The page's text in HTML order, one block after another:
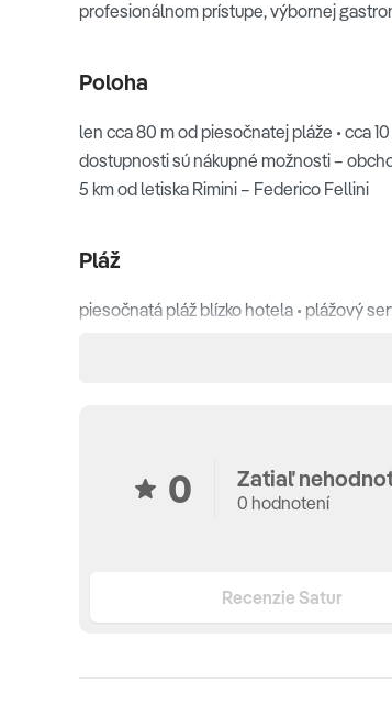
profesionálnom prístupe, výbornej
Poloha
len cca 80 m od piesočnatej pláže • cca
dostupnosti sú nákupné možnosti –
5 km od letiska Rimini – Federico Fellini
Pláž
piesočnatá pláž blízko hotela • plážový
klimatizácia • Wi-Fi (zdarma) • kúpeľňa so
minibar (za poplatok) • minichladnička •
Dvojlôžková, trojlôžková až štvorlôžková
0 Zatiaľ
0 hodnotení
Recenzie Satur